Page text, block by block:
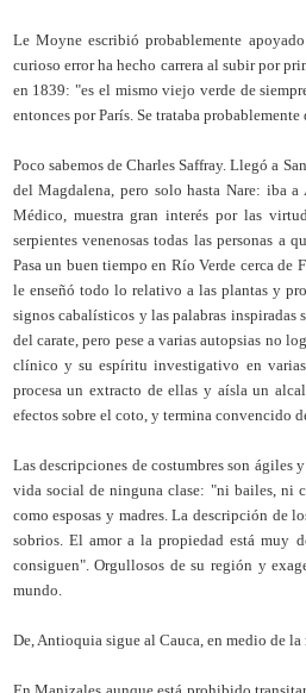
Le Moyne escribió probablemente
curioso error ha hecho carrera al subir por
en 1839: "es el mismo viejo verde de
entonces por París. Se trataba
Poco sabemos de Charles Saffray. Llegó a
del Magdalena, pero solo hasta Nare: iba
Médico, muestra gran interés por las
serpientes venenosas todas las personas a
Pasa un buen tiempo en Río Verde cerca
le enseñó todo lo relativo a las plantas y
signos cabalísticos y las palabras inspiradas
del carate, pero pese a varias autopsias no
clínico y su espíritu investigativo en
procesa un extracto de ellas y aísla un
efectos sobre el coto, y termina convencido
Las descripciones de costumbres son
vida social de ninguna clase: "ni bailes, ni
como esposas y madres. La descripción de
sobrios. El amor a la propiedad está muy
consiguen". Orgullosos de su región y
mundo.
De, Antioquia sigue al Cauca, en medio de